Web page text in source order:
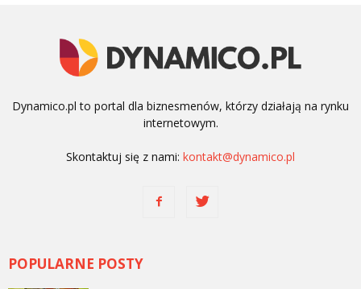
Dynamico.pl to portal dla biznesmenów, którzy działają na rynku
internetowym.
Skontaktuj się z nami: kontakt@dynamico.pl
POPULARNE POSTY